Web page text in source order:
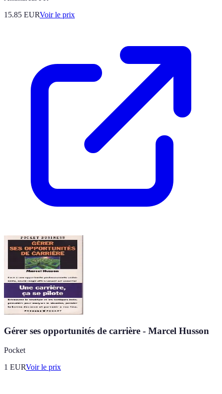
15.85 EURVoir le prix
Gérer ses opportunités de carrière - Marcel Husson
Pocket
1 EURVoir le prix